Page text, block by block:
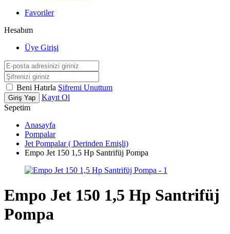
Favoriler
Hesabım
Üye Girişi
Beni Hatırla Şifremi Unuttum
Giriş Yap
Kayıt Ol
Sepetim
Anasayfa
Pompalar
Jet Pompalar ( Derinden Emişli)
Empo Jet 150 1,5 Hp Santrifüj Pompa
Empo Jet 150 1,5 Hp Santrifüj
Pompa